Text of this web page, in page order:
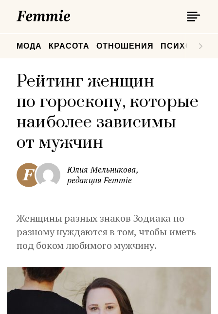
МОДА КРАСОТА ОТНОШЕНИЯ
Рейтинг женщин
по гороскопу, которые
наиболее зависимы
от мужчин
Юлия Мельникова,
редакция Femmie
Женщины разных знаков Зодиака по-
разному нуждаются в том, чтобы иметь
под боком любимого мужчину.